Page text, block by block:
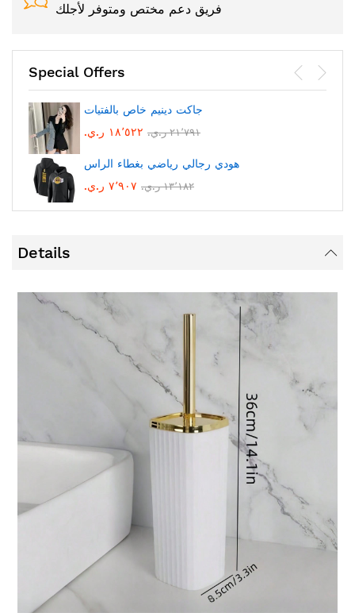
فريق دعم مختص ومتوفر لأجلك
Special Offers
جاكت دينيم خاص بالفتيات
١٨٬٥٢٢ ر.ي.‏
٢١٬٧٩١ ر.ي.‏
هودي رجالي رياضي بغطاء الراس
٧٬٩٠٧ ر.ي.‏
١٣٬١٨٢ ر.ي.‏
Details